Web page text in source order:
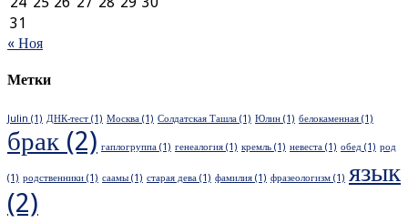
31
« Ноя
Метки
Julin (1) ДНК-тест (1) Москва (1) Солдатская Ташла (1) Юлин (1) белокаменная (1)
брак (2) гаплогруппа (1) генеалогия (1) кремль (1) невеста (1) обед (1) род
(1) родственники (1) саамы (1) старая дева (1) фамилия (1) фразеологизм (1) язык
(2)